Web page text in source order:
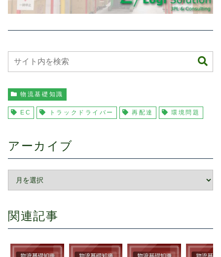
物流基礎知識
EC トラックドライバー 再配達 環境問題
アーカイブ
関連記事